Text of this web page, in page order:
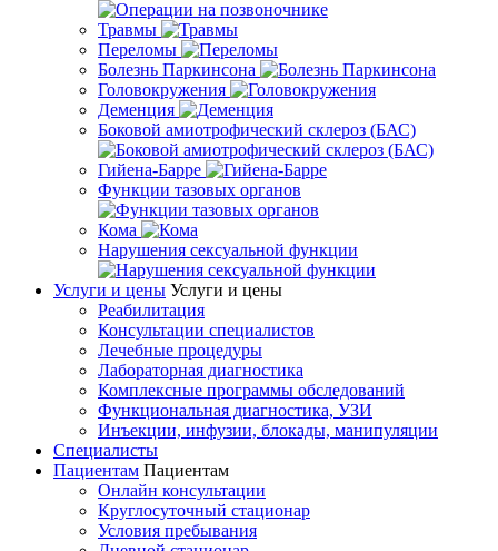
Травмы
Переломы
Болезнь Паркинсона
Головокружения
Деменция
Боковой амиотрофический склероз (БАС)
Гийена-Барре
Функции тазовых органов
Кома
Нарушения сексуальной функции
Услуги и цены Услуги и цены
Реабилитация
Консультации специалистов
Лечебные процедуры
Лабораторная диагностика
Комплексные программы обследований
Функциональная диагностика, УЗИ
Инъекции, инфузии, блокады, манипуляции
Специалисты
Пациентам Пациентам
Онлайн консультации
Круглосуточный стационар
Условия пребывания